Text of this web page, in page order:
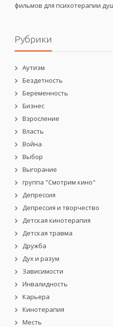
фильмов для психотерапии
Рубрики
Аутизм
Бездетность
Беременность
Бизнес
Взросление
Власть
Война
Выбор
Выгорание
группа "Смотрим кино"
Депрессия
Депрессия и творчество
Детская кинотерапия
Детская травма
Дружба
Дух и разум
Зависимости
Инвалидность
Карьера
Кинотерапия
Месть